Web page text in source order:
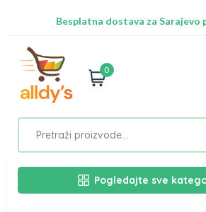
Besplatna dostava za Sarajevo
0
Pogledajte sve